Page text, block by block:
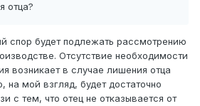
отца?
спор будет подлежать рассмотрению
Отсутствие необходимости
возникает в случае лишения отца
на мой взгляд, будет достаточно
с тем, что отец не отказывается от